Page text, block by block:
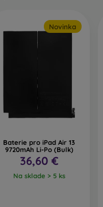
Novinka
Baterie pro iPad Air 13
9720mAh Li-Po (Bulk)
36,60 €
Na sklade > 5 ks